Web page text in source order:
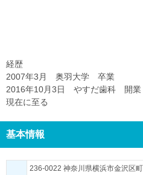
経歴
2007年3月 奥羽大学 卒業
2016年10月3日 やすだ歯科 開業
現在に至る
基本情報
236-0022 神奈川県横浜市金沢区